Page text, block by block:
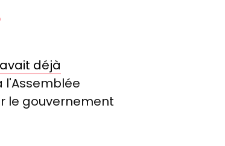
avait déjà
l'Assemblée
le gouvernement